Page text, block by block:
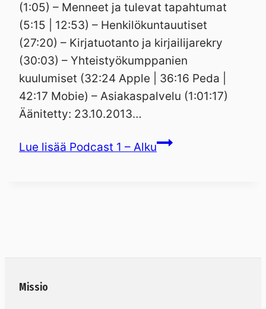
(1:05) – Menneet ja tulevat tapahtumat
(5:15 | 12:53) – Henkilökuntauutiset
(27:20) – Kirjatuotanto ja kirjailijarekry
(30:03) – Yhteistyökumppanien
kuulumiset (32:24 Apple | 36:16 Peda |
42:17 Mobie) – Asiakaspalvelu (1:01:17)
Äänitetty: 23.10.2013…
Lue lisää Podcast 1 – Alku
Missio